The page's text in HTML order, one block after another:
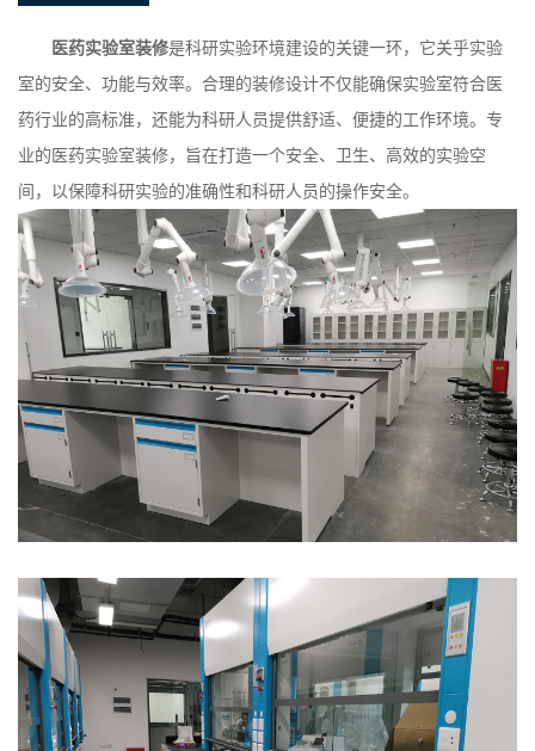
医药实验室装修是科研实验环境建设的关键一环，它关乎实验
室的安全、功能与效率。合理的装修设计不仅能确保实验室符合医
药行业的高标准，还能为科研人员提供舒适、便捷的工作环境。专
业的医药实验室装修，旨在打造一个安全、卫生、高效的实验空
间，以保障科研实验的准确性和科研人员的操作安全。